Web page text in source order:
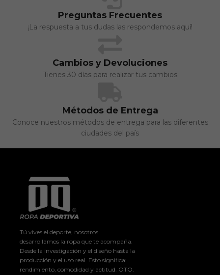
Preguntas Frecuentes
¡La respuesta a tus dudas las respondemos aquí!
Cambios y Devoluciones
Tienes 30 días para realizar tus cambios
Métodos de Entrega
Conoce nuestros métodos de entrega para las diferentes
ciudades del país
Tú vives el deporte, nosotros
desarrollamos la ropa que te acompaña.
Desde la investigación y el diseño hasta la
producción y el uso real. Esto significa:
rendimiento, comodidad y actitud. OTO.